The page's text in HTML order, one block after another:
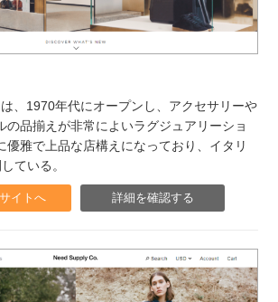
、1970年代にオープンし、アクセサリーや
の品揃えが非常によいラグジュアリーショ
優雅で上品な店構えになっており、イタリ
ている。
イトへ 詳細を確認する